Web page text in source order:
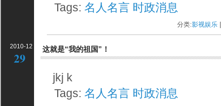
Tags:名人名言 时政消息
分类:影视娱乐
2010-12
29
这就是“我的祖国”！
jkj k
Tags:名人名言 时政消息